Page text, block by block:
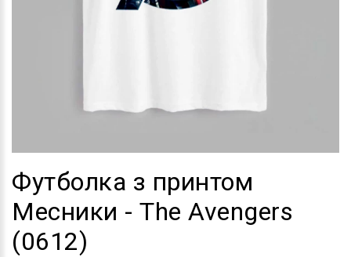
Футболка з принтом
Месники - The Avengers
(0612)